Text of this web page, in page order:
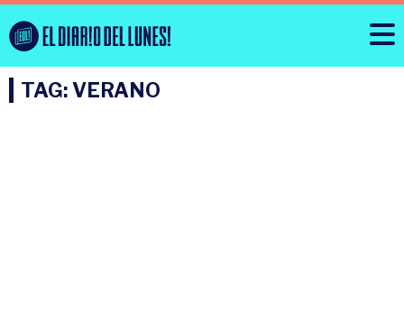
TAG: VERANO